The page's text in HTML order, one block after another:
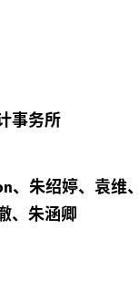
事务所
、朱绍婷、袁维
、朱涵卿